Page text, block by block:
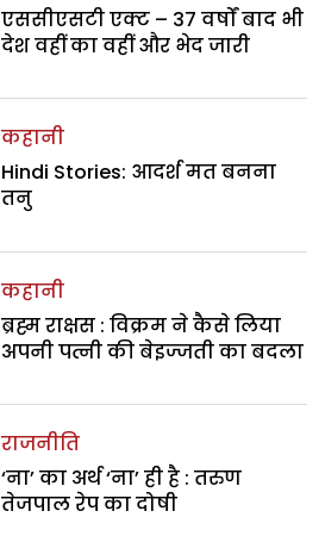
एससीएसटी एक्ट – 37 वर्षों बाद भी
देश वहीं का वहीं और भेद जारी
कहानी
Hindi Stories: आदर्श मत बनना
तनु
कहानी
ब्रह्म राक्षस : विक्रम ने कैसे लिया
अपनी पत्नी की बेइज्जती का बदला
राजनीति
‘ना’ का अर्थ ‘ना’ ही है : तरुण
तेजपाल रेप का दोषी